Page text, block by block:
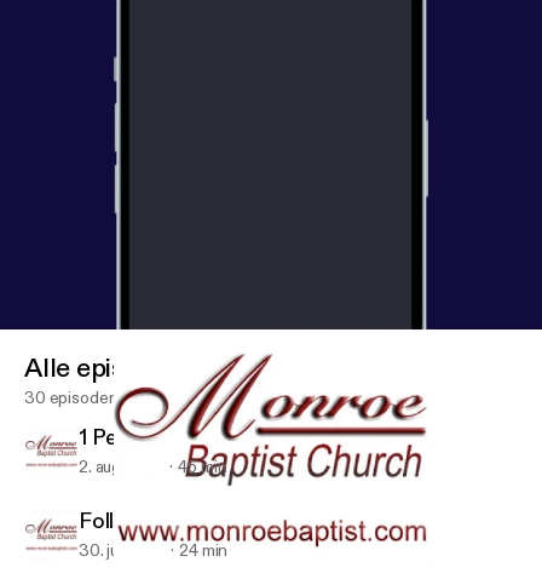
Alle episoder
30 episoder
1 Peter 1
2. aug. 2015 45 min
Follow Me as I Follow Christ
30. juli 2015 24 min